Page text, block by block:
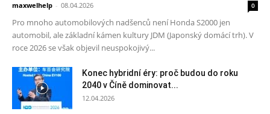
maxwelhelp - 08.04.2026 0
Pro mnoho automobilových nadšenců není Honda S2000 jen
automobil, ale základní kámen kultury JDM (Japonský domácí trh). V
roce 2026 se však objevil neuspokojivý...
Konec hybridní éry: proč budou do roku
2040 v Číně dominovat...
12.04.2026